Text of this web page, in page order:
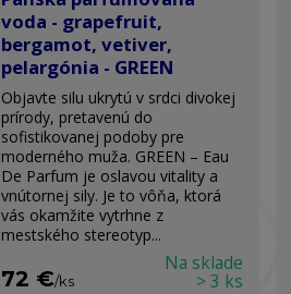
voda - grapefruit,
bergamot, vetiver,
pelargónia - GREEN
Objavte silu ukrytú v srdci divokej
prírody, pretavenú do
sofistikovanej podoby pre
moderného muža. GREEN – Eau
De Parfum je oslavou vitality a
vnútornej sily. Je to vôňa, ktorá
vás okamžite vytrhne z
mestského stereotyp...
72 €/ks
Na sklade
> 3 ks